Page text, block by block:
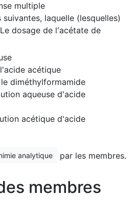
multiple
laquelle (lesquelles)
dosage de l'acétate de
acétique
diméthylformamide
aqueuse d'acide
acétique d'acide
analytique par les membres.
membres